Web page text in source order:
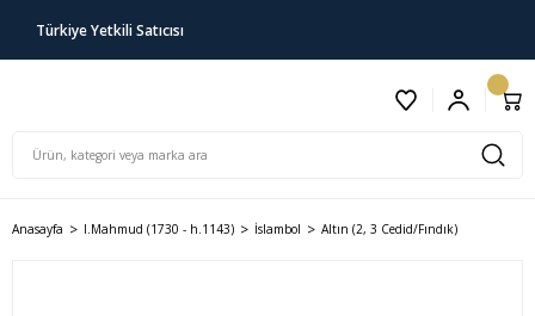
Türkiye Yetkili Satıcısı
Anasayfa I.Mahmud (1730 - h.1143) İslambol Altın (2, 3 Cedid/Fındık)